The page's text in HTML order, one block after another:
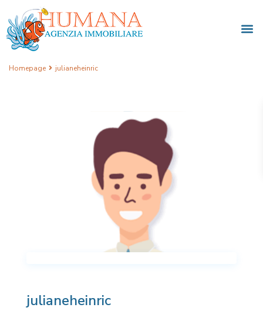
Homepage julianeheinric
julianeheinric